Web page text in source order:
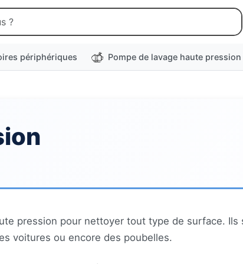
périphériques Pompe de lavage haute pression
pression pour nettoyer tout type de surface.
voitures ou encore des poubelles.